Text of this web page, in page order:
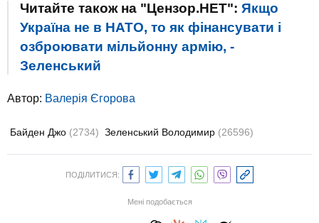
Читайте також на "Цензор.НЕТ": Якщо
Україна не в НАТО, то як фінансувати і
озброювати мільйонну армію, -
Зеленський
Автор: Валерія Єгорова
Байден Джо (2734) Зеленський Володимир (26596)
ПОДІЛИТИСЯ:
Мені подобається